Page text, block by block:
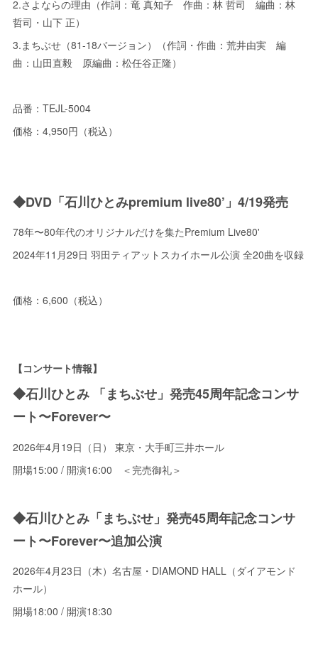
2.さよならの理由（作詞：竜 真知子 作曲：林 哲司 編曲：林
哲司・山下 正）
3.まちぶせ（81-18バージョン）（作詞・作曲：荒井由実 編
曲：山田直毅 原編曲：松任谷正隆）
品番：TEJL-5004
価格：4,950円（税込）
◆DVD「石川ひとみpremium live80’」4/19発売
78年〜80年代のオリジナルだけを集たPremium Live80'
2024年11月29日 羽田ティアットスカイホール公演 全20曲を収録
価格：6,600（税込）
【コンサート情報】
◆石川ひとみ 「まちぶせ」発売45周年記念コンサ
ート〜Forever〜
2026年4月19日（日） 東京・大手町三井ホール
開場15:00 / 開演16:00 ＜完売御礼＞
◆石川ひとみ「まちぶせ」発売45周年記念コンサ
ート〜Forever〜追加公演
2026年4月23日（木）名古屋・DIAMOND HALL（ダイアモンド
ホール）
開場18:00 / 開演18:30